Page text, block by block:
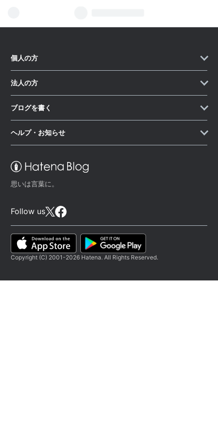
思いは言葉に。
Follow us
個人の方
法人の方
ブログを書く
ヘルプ・お知らせ
Copyright (C) 2001-2026 Hatena. All Rights Reserved.